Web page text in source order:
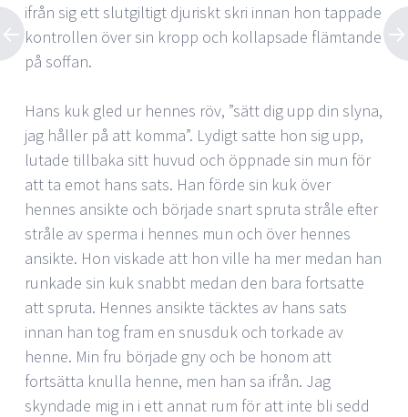
ifrån sig ett slutgiltigt djuriskt skri innan hon tappade
kontrollen över sin kropp och kollapsade flämtande
på soffan.
Hans kuk gled ur hennes röv, ”sätt dig upp din slyna,
jag håller på att komma”. Lydigt satte hon sig upp,
lutade tillbaka sitt huvud och öppnade sin mun för
att ta emot hans sats. Han förde sin kuk över
hennes ansikte och började snart spruta stråle efter
stråle av sperma i hennes mun och över hennes
ansikte. Hon viskade att hon ville ha mer medan han
runkade sin kuk snabbt medan den bara fortsatte
att spruta. Hennes ansikte täcktes av hans sats
innan han tog fram en snusduk och torkade av
henne. Min fru började gny och be honom att
fortsätta knulla henne, men han sa ifrån. Jag
skyndade mig in i ett annat rum för att inte bli sedd